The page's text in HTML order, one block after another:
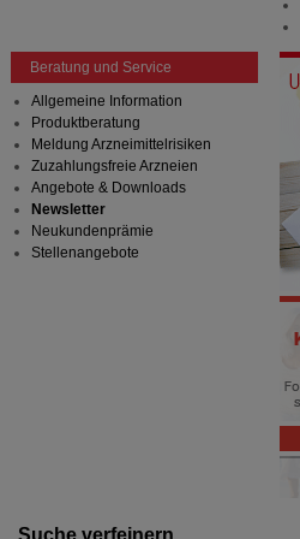
Drittseiten möglichst relevant
Bitte beachten Sie, dass
Dritte wie z.B. Google oder
übertragen werden.
Beratung und Service
Allgemeine Information
Produktberatung
Meldung Arzneimittelrisiken
Zuzahlungsfreie Arzneien
Angebote & Downloads
Newsletter
Neukundenprämie
Stellenangebote